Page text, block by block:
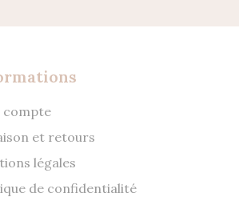
compte
et retours
légales
de confidentialité